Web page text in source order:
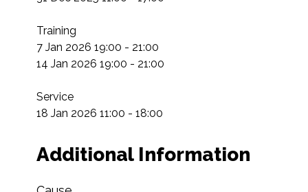
Training
7 Jan 2026 19:00 - 21:00
14 Jan 2026 19:00 - 21:00
Service
18 Jan 2026 11:00 - 18:00
Additional Information